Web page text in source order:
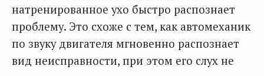
натренированное ухо быстро распознает
проблему. Это схоже с тем, как автомеханик
по звуку двигателя мгновенно распознает
вид неисправности, при этом его слух не